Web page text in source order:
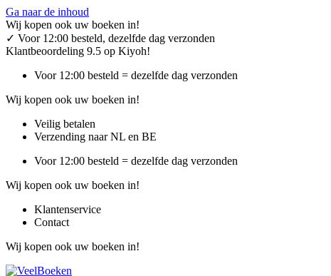
Ga naar de inhoud
Wij kopen ook uw boeken in!
✓ Voor 12:00 besteld, dezelfde dag verzonden
Klantbeoordeling 9.5 op Kiyoh!
Voor 12:00 besteld = dezelfde dag verzonden
Wij kopen ook uw boeken in!
Veilig betalen
Verzending naar NL en BE
Voor 12:00 besteld = dezelfde dag verzonden
Wij kopen ook uw boeken in!
Klantenservice
Contact
Wij kopen ook uw boeken in!